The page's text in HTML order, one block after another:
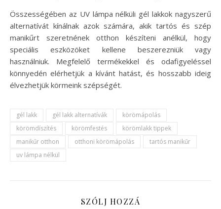
Összességében az UV lámpa nélküli gél lakkok nagyszerű
alternatívát kínálnak azok számára, akik tartós és szép
manikűrt szeretnének otthon készíteni anélkül, hogy
speciális eszközöket kellene beszerezniük vagy
használniuk. Megfelelő termékekkel és odafigyeléssel
könnyedén elérhetjük a kívánt hatást, és hosszabb ideig
élvezhetjük körmeink szépségét.
gél lakk gél lakk alternatívák
körömápolás
körömdíszítés
körömfestés
körömlakk tippek
manikűr otthon
otthoni körömápolás
tartós manikűr
uv lámpa nélkül
SZÓLJ HOZZÁ